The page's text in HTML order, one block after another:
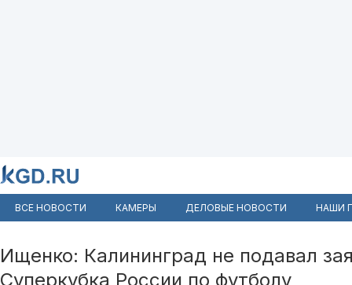
ВСЕ НОВОСТИ КАМЕРЫ ДЕЛОВЫЕ НОВОСТИ НАШИ
Ищенко: Калининград не подавал
Суперкубка России по футболу